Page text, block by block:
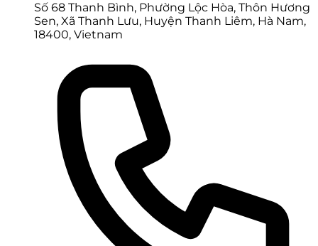
Số 68 Thanh Bình, Phường Lộc Hòa, Thôn Hương
Sen, Xã Thanh Lưu, Huyện Thanh Liêm, Hà Nam,
18400, Vietnam